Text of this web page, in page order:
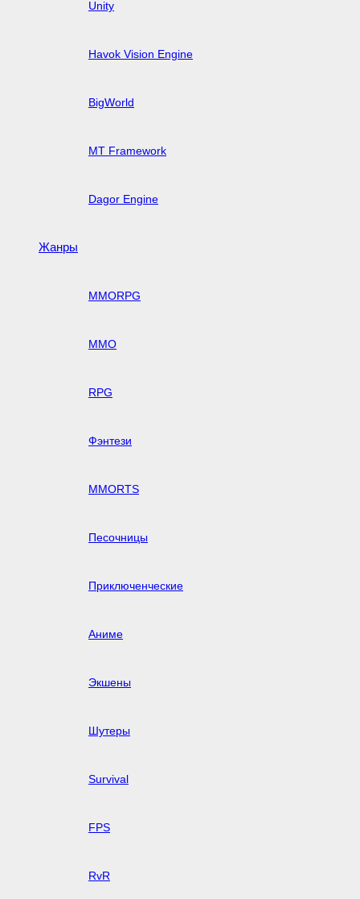
Unity
Havok Vision Engine
BigWorld
MT Framework
Dagor Engine
Жанры
MMORPG
MMO
RPG
Фэнтези
MMORTS
Песочницы
Приключенческие
Аниме
Экшены
Шутеры
Survival
FPS
RvR